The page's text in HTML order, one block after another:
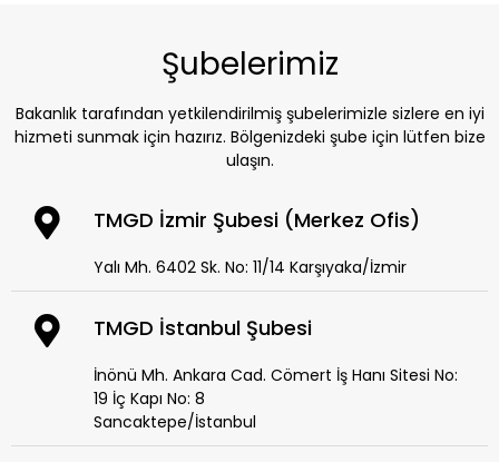
Şubelerimiz
Bakanlık tarafından yetkilendirilmiş şubelerimizle sizlere en iyi
hizmeti sunmak için hazırız. Bölgenizdeki şube için lütfen bize
ulaşın.
TMGD İzmir Şubesi (Merkez Ofis)
Yalı Mh. 6402 Sk. No: 11/14 Karşıyaka/İzmir
TMGD İstanbul Şubesi
İnönü Mh. Ankara Cad. Cömert İş Hanı Sitesi No:
19 İç Kapı No: 8
Sancaktepe/İstanbul